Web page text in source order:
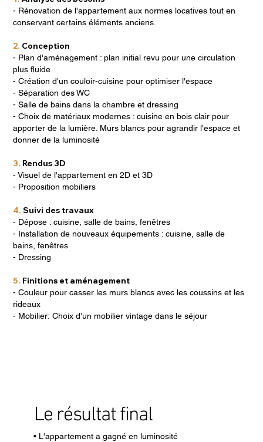
- Rénovation de l'appartement aux normes locatives tout en
conservant certains éléments anciens.
2. Conception
- Plan d'aménagement : plan initial revu pour une circulation
plus fluide
- Création d'un couloir-cuisine pour optimiser l'espace
- Séparation des WC
- Salle de bains dans la chambre et dressing
- Choix de matériaux modernes : cuisine en bois clair pour
apporter de la lumière. Murs blancs pour agrandir l'espace et
donner de la luminosité
3. Rendus 3D
- Visuel de l'appartement en 2D et 3D
- Proposition mobiliers
4.Suivi des travaux
- Dépose : cuisine, salle de bains, fenêtres
- Installation de nouveaux équipements : cuisine, salle de
bains, fenêtres
- Dressing
5. Finitions et aménagement
- Couleur pour casser les murs blancs avec les coussins et les
rideaux
- Mobilier: Choix d'un mobilier vintage dans le séjour
Le résultat final
• L'appartement a gagné en luminosité